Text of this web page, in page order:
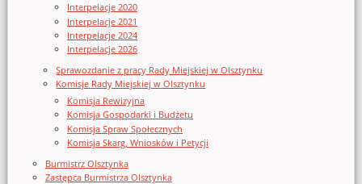
Interpelacje 2020
Interpelacje 2021
Interpelacje 2024
Interpelacje 2026
Sprawozdanie z pracy Rady Miejskiej w Olsztynku
Komisje Rady Miejskiej w Olsztynku
Komisja Rewizyjna
Komisja Gospodarki i Budżetu
Komisja Spraw Społecznych
Komisja Skarg, Wniosków i Petycji
Burmistrz Olsztynka
Zastępca Burmistrza Olsztynka